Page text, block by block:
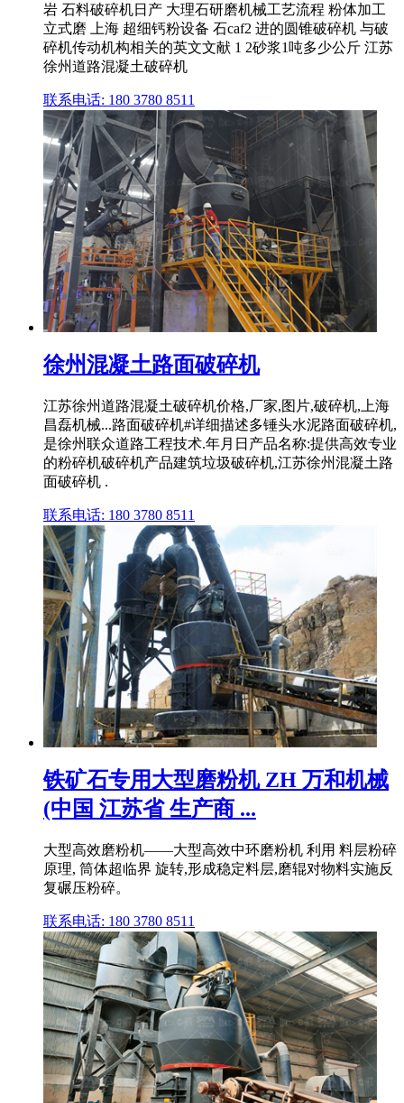
岩 石料破碎机日产 大理石研磨机械工艺流程 粉体加工
立式磨 上海 超细钙粉设备 石caf2 进的圆锥破碎机 与破
碎机传动机构相关的英文文献 1 2砂浆1吨多少公斤 江苏
徐州道路混凝土破碎机
联系电话: 180 3780 8511
徐州混凝土路面破碎机
江苏徐州道路混凝土破碎机价格,厂家,图片,破碎机,上海
昌磊机械...路面破碎机#详细描述多锤头水泥路面破碎机,
是徐州联众道路工程技术.年月日产品名称:提供高效专业
的粉碎机破碎机产品建筑垃圾破碎机,江苏徐州混凝土路
面破碎机 .
联系电话: 180 3780 8511
铁矿石专用大型磨粉机 ZH 万和机械
(中国 江苏省 生产商 ...
大型高效磨粉机——大型高效中环磨粉机 利用 料层粉碎
原理, 筒体超临界 旋转,形成稳定料层,磨辊对物料实施反
复碾压粉碎。
联系电话: 180 3780 8511